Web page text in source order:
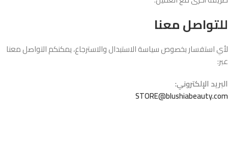
للتواصل معنا
لأي استفسار بخصوص سياسة الاستبدال والاسترجاع، يمكنكم التواصل معنا
عبر:
البريد الإلكتروني:
STORE@blushiabeauty.com